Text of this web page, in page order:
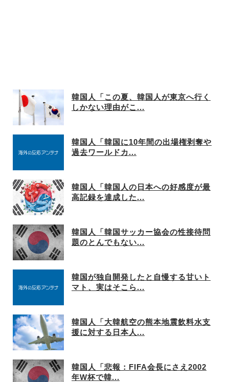
韓国人「この夏、韓国人が東京へ行く
しかない理由がこ...
韓国人「韓国に10年間の出場権剥奪や
過去ワールドカ...
韓国人「韓国人の日本への好感度が最
高記録を達成した...
韓国人「韓国サッカー協会の性接待問
題のとんでもない...
韓国が独自開発したと自慢する甘いト
マト、実はそこら...
韓国人「大韓航空の熊本地震飲料水支
援に対する日本人...
韓国人「悲報：FIFA会長にさえ2002
年W杯で韓...